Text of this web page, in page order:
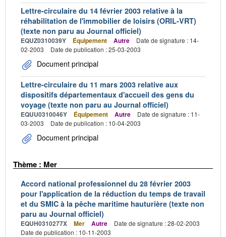
Lettre-circulaire du 14 février 2003 relative à la
réhabilitation de l'immobilier de loisirs (ORIL-VRT)
(texte non paru au Journal officiel)
EQUZ0310039Y Équipement Autre
Date de signature : 14-
02-2003
Date de publication : 25-03-2003
Document principal
Lettre-circulaire du 11 mars 2003 relative aux
dispositifs départementaux d'accueil des gens du
voyage (texte non paru au Journal officiel)
EQUU0310046Y Équipement Autre
Date de signature : 11-
03-2003
Date de publication : 10-04-2003
Document principal
Thème : Mer
Accord national professionnel du 28 février 2003
pour l'application de la réduction du temps de travail
et du SMIC à la pêche maritime hauturière (texte non
paru au Journal officiel)
EQUH0310277X Mer Autre
Date de signature : 28-02-2003
Date de publication : 10-11-2003